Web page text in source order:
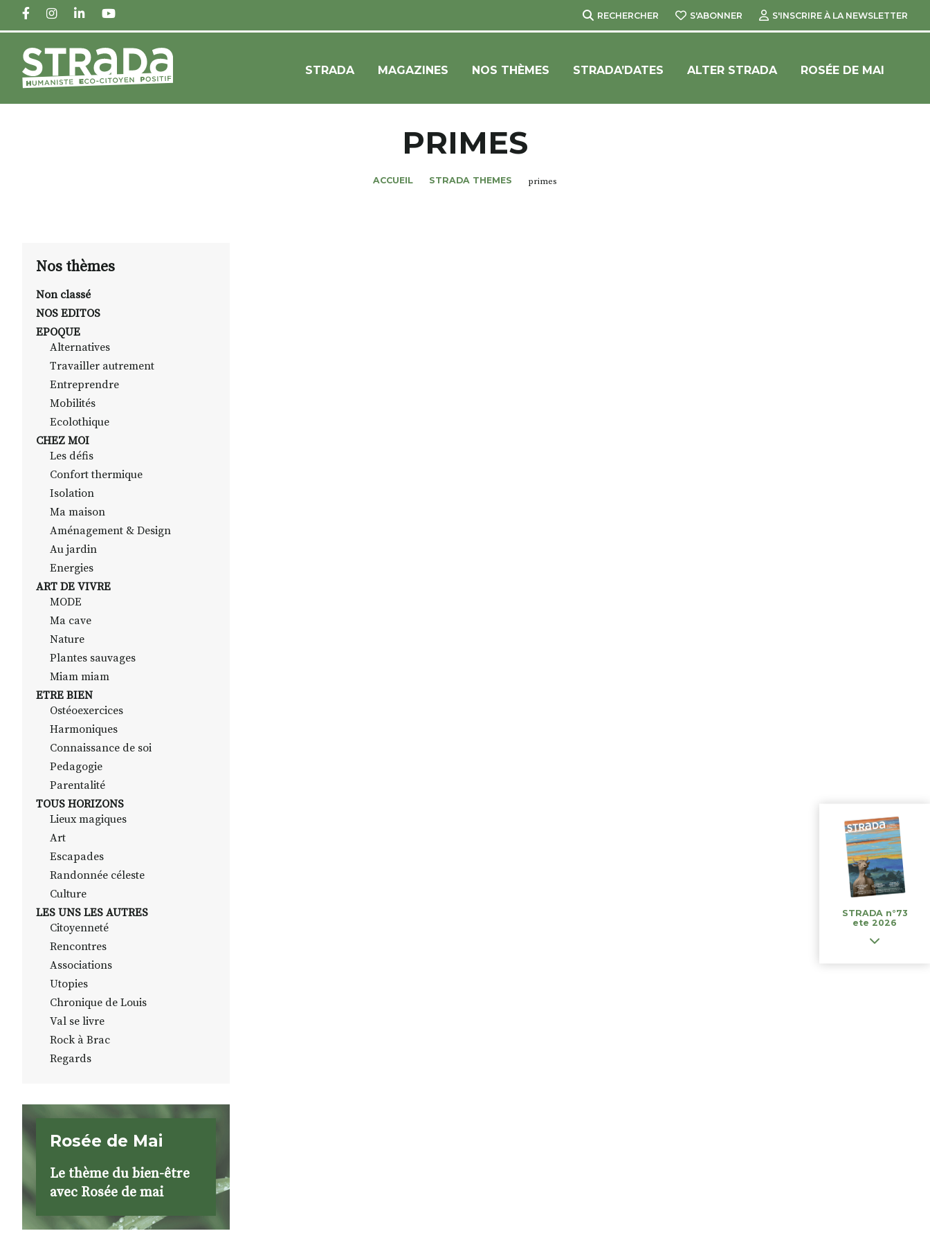
FACEBOOKINSTAGRAM
LINKEDINYOUTUBE RECHERCHER S'ABONNER S'INSCRIRE À LA NEWSLETTER
STRADA MAGAZINES NOS THÈMES STRADA’DATES ALTER STRADA ROSÉE DE MAI
PRIMES
ACCUEIL STRADA THEMES primes
Nos thèmes
Non classé
NOS EDITOS
EPOQUE
Alternatives
Travailler autrement
Entreprendre
Mobilités
Ecolothique
CHEZ MOI
Les défis
Confort thermique
Isolation
Ma maison
Aménagement & Design
Au jardin
Energies
ART DE VIVRE
MODE
Ma cave
Nature
Plantes sauvages
Miam miam
ETRE BIEN
Ostéoexercices
Harmoniques
Connaissance de soi
Pedagogie
Parentalité
TOUS HORIZONS
Lieux magiques
Art
Escapades
Randonnée céleste
Culture
LES UNS LES AUTRES
Citoyenneté
Rencontres
Associations
Utopies
Chronique de Louis
Val se livre
Rock à Brac
Regards
Rosée de Mai
Le thème du bien-être
avec Rosée de mai
STRADA n°73
ete 2026